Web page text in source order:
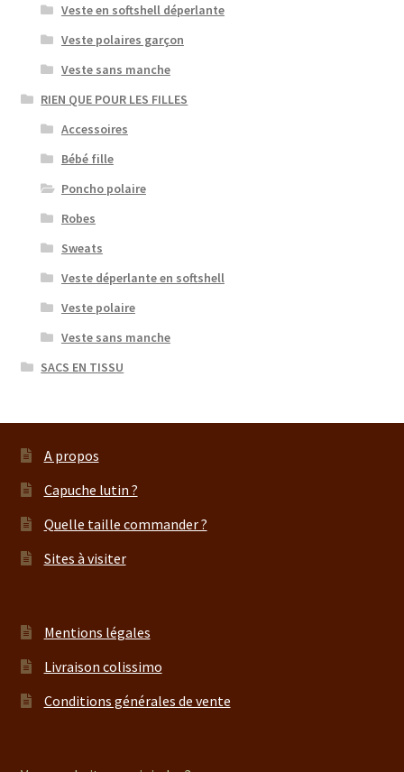
Veste en softshell déperlante
Veste polaires garçon
Veste sans manche
RIEN QUE POUR LES FILLES
Accessoires
Bébé fille
Poncho polaire
Robes
Sweats
Veste déperlante en softshell
Veste polaire
Veste sans manche
SACS EN TISSU
A propos
Capuche lutin ?
Quelle taille commander ?
Sites à visiter
Mentions légales
Livraison colissimo
Conditions générales de vente